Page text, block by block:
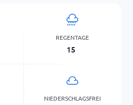
REGENTAGE
15
NIEDERSCHLAGSFREI